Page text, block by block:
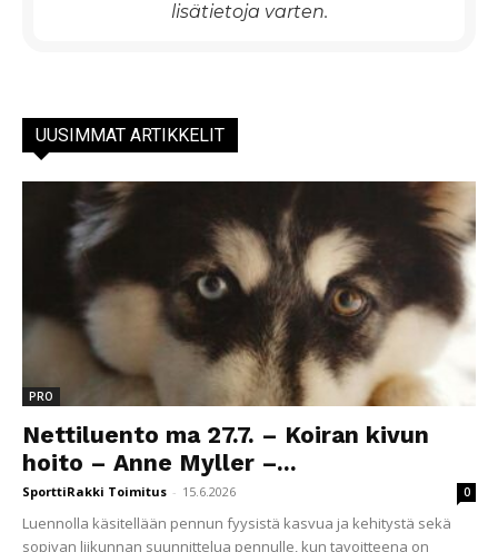
lisätietoja varten.
UUSIMMAT ARTIKKELIT
PRO
Nettiluento ma 27.7. – Koiran kivun
hoito – Anne Myller –...
SporttiRakki Toimitus - 15.6.2026 0
Luennolla käsitellään pennun fyysistä kasvua ja kehitystä sekä
sopivan liikunnan suunnittelua pennulle, kun tavoitteena on